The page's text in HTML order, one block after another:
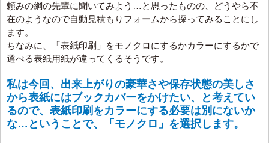
頼みの綱の先輩に聞いてみよう…と思ったものの、どうやら不
在のようなので自動見積もりフォームから探ってみることにし
ます。
ちなみに、「表紙印刷」をモノクロにするかカラーにするかで
選べる表紙用紙が違ってくるそうです。
私は今回、出来上がりの豪華さや保存状態の美しさ
から表紙にはブックカバーをかけたい、と考えてい
るので、表紙印刷をカラーにする必要は別にないか
な…ということで、「モノクロ」を選択します。